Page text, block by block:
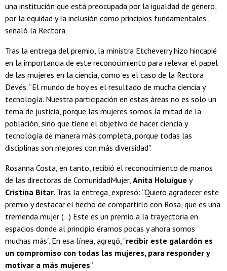
una institución que está preocupada por la igualdad de género,
por la equidad y la inclusión como principios fundamentales",
señaló la Rectora.
Tras la entrega del premio, la ministra Etcheverry hizo hincapié
en la importancia de este reconocimiento para relevar el papel
de las mujeres en la ciencia, como es el caso de la Rectora
Devés. “El mundo de hoy es el resultado de mucha ciencia y
tecnología. Nuestra participación en estas áreas no es solo un
tema de justicia, porque las mujeres somos la mitad de la
población, sino que tiene el objetivo de hacer ciencia y
tecnología de manera más completa, porque todas las
disciplinas son mejores con más diversidad".
Rosanna Costa, en tanto, recibió el reconocimiento de manos
de las directoras de ComunidadMujer, Anita Holuigue y
Cristina Bitar. Tras la entrega, expresó: “Quiero agradecer este
premio y destacar el hecho de compartirlo con Rosa, que es una
tremenda mujer (…) Este es un premio a la trayectoria en
espacios donde al principio éramos pocas y ahora somos
muchas más". En esa línea, agregó, "recibir este galardón es
un compromiso con todas las mujeres, para responder y
motivar a más mujeres”.